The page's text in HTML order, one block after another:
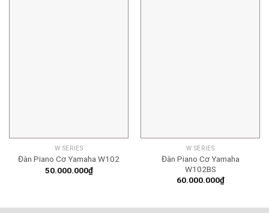
W SERIES
Đàn Piano Cơ Yamaha W102
50.000.000₫
W SERIES
Đàn Piano Cơ Yamaha
W102BS
60.000.000₫